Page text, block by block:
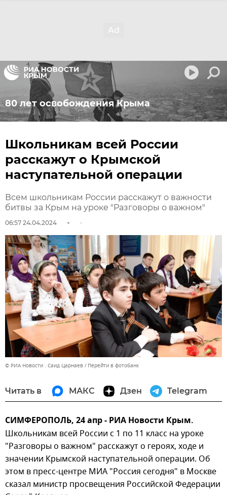
80 лет освобождения Крыма
Школьникам всей России
расскажут о Крымской
наступательной операции
Всем школьникам России расскажут о важности
битвы за Крым на уроке "Разговоры о важном"
06:57 24.04.2024
© РИА Новости . Саид Царнаев Перейти в фотобанк
Читать в МАКС Дзен Telegram
СИМФЕРОПОЛЬ, 24 апр - РИА Новости Крым.
Школьникам всей России с 1 по 11 класс на уроке
"Разговоры о важном" расскажут о героях, ходе и
значении Крымской наступательной операции. Об
этом в пресс-центре МИА "Россия сегодня" в Москве
сказал министр просвещения Российской Федерации